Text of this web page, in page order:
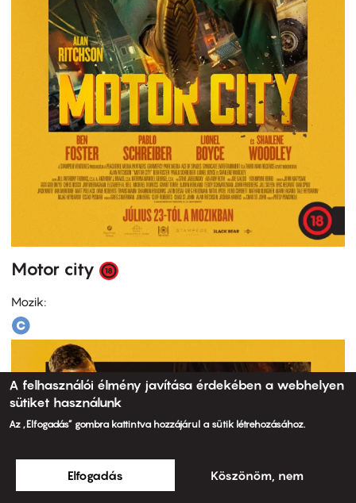
Motor city
Mozik:
A felhasználói élmény javítása érdekében a webhelyen
sütiket használunk
Az „Elfogadás” gombra kattintva hozzájárul a sütik létrehozásához.
Elfogadás Köszönöm, nem